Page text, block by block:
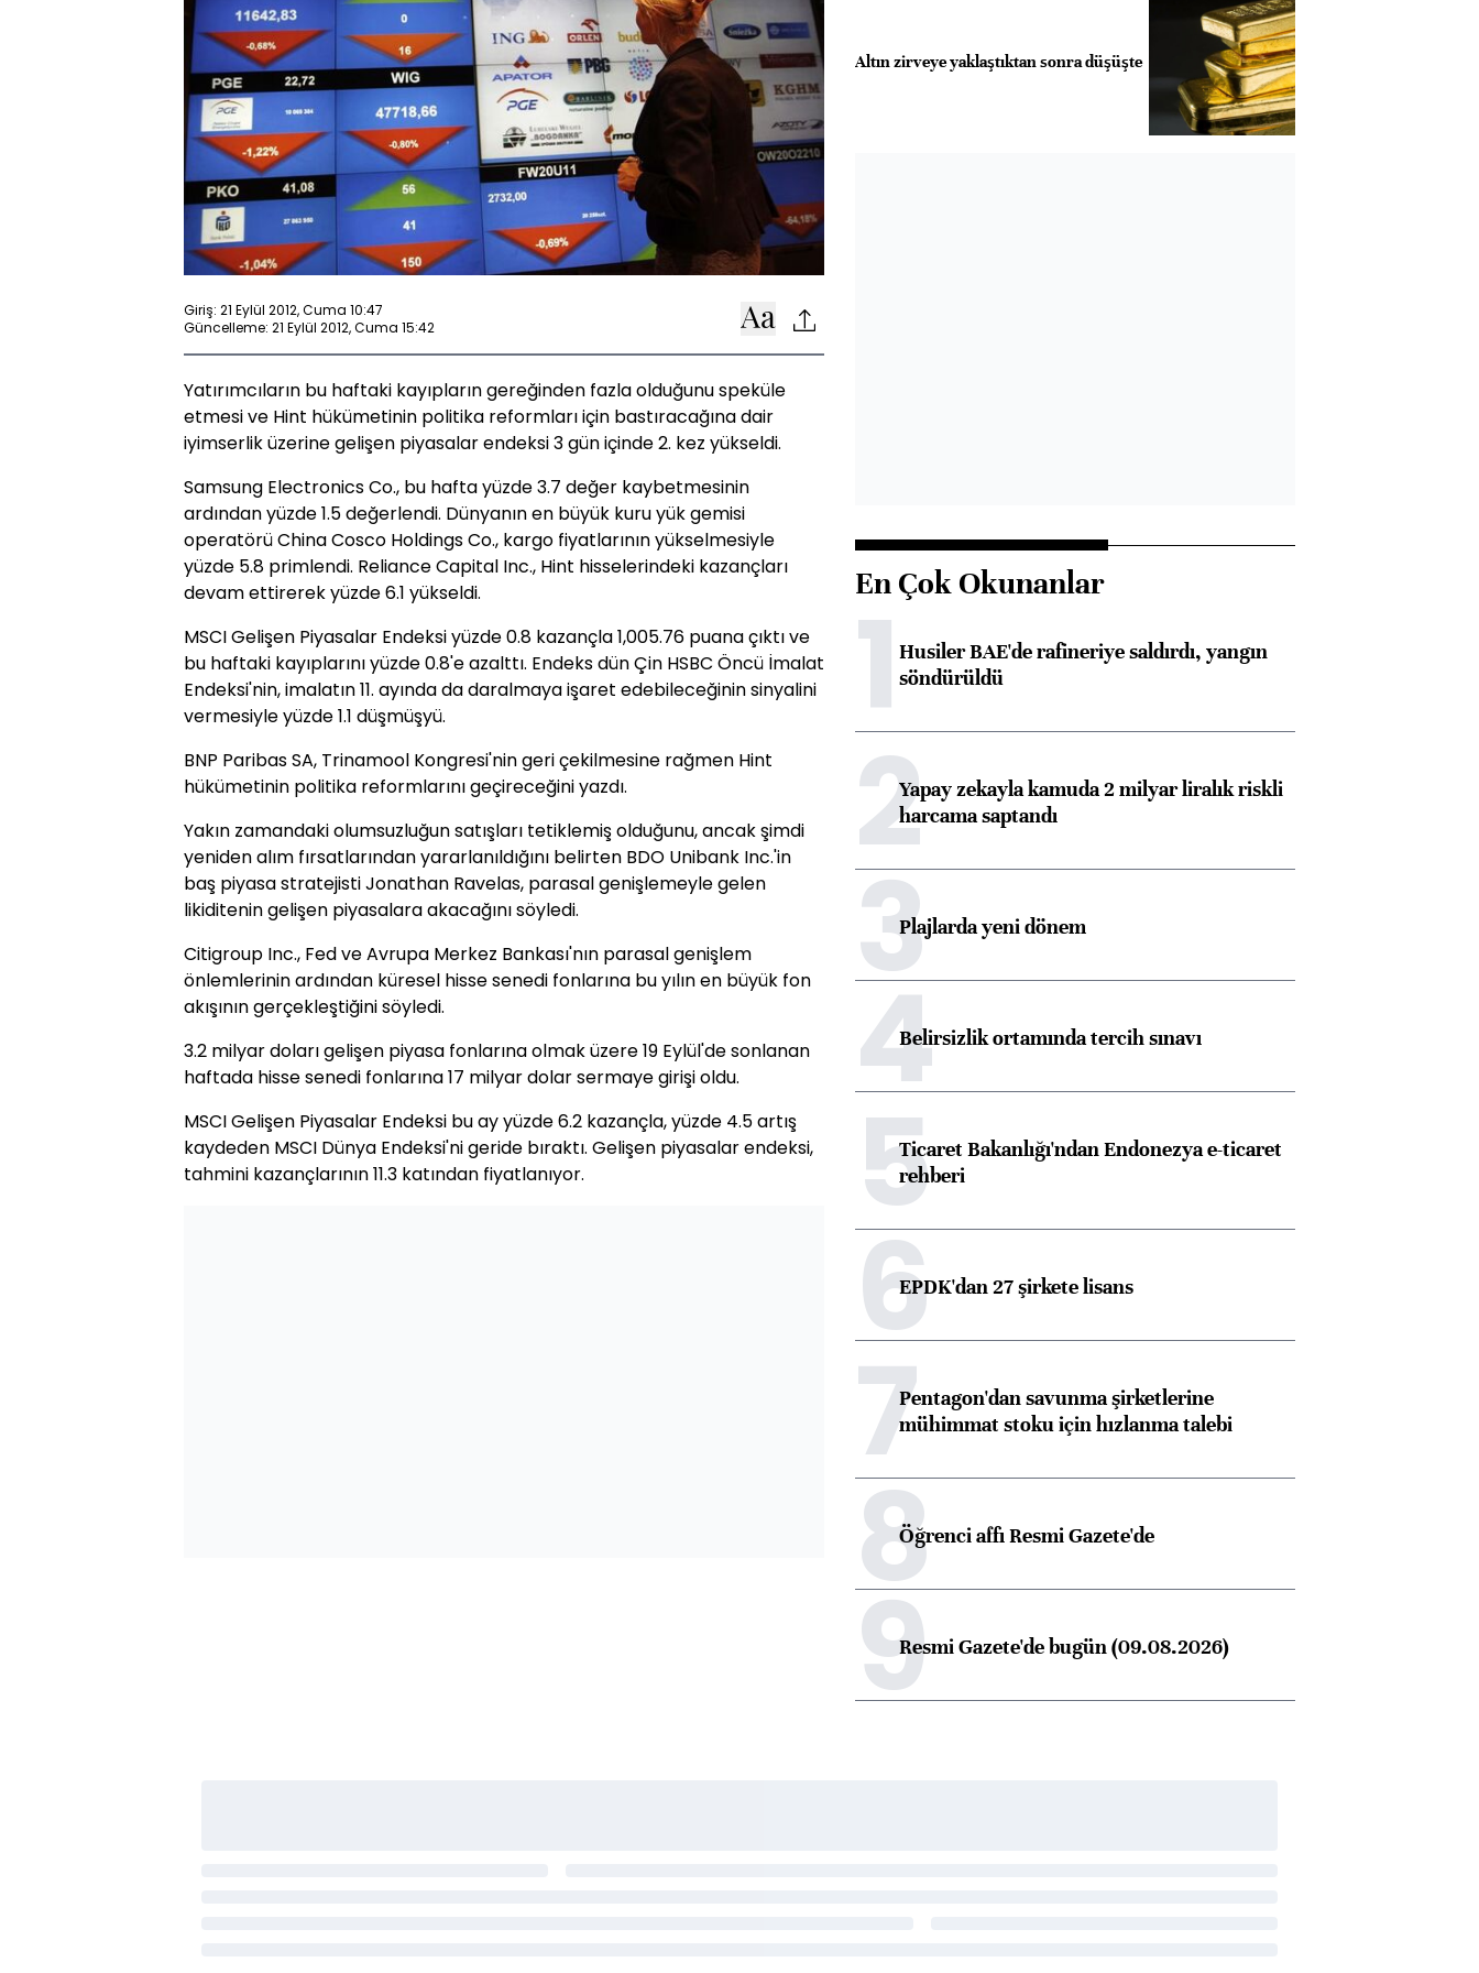
Giriş: 21 Eylül 2012, Cuma 10:47
Güncelleme: 21 Eylül 2012, Cuma 15:42
Yatırımcıların bu haftaki kayıpların gereğinden fazla olduğunu speküle
etmesi ve Hint hükümetinin politika reformları için bastıracağına dair
iyimserlik üzerine gelişen piyasalar endeksi 3 gün içinde 2. kez yükseldi.
Samsung Electronics Co., bu hafta yüzde 3.7 değer kaybetmesinin
ardından yüzde 1.5 değerlendi. Dünyanın en büyük kuru yük gemisi
operatörü China Cosco Holdings Co., kargo fiyatlarının yükselmesiyle
yüzde 5.8 primlendi. Reliance Capital Inc., Hint hisselerindeki kazançları
devam ettirerek yüzde 6.1 yükseldi.
MSCI Gelişen Piyasalar Endeksi yüzde 0.8 kazançla 1,005.76 puana çıktı ve
bu haftaki kayıplarını yüzde 0.8'e azalttı. Endeks dün Çin HSBC Öncü İmalat
Endeksi'nin, imalatın 11. ayında da daralmaya işaret edebileceğinin sinyalini
vermesiyle yüzde 1.1 düşmüşyü.
BNP Paribas SA, Trinamool Kongresi'nin geri çekilmesine rağmen Hint
hükümetinin politika reformlarını geçireceğini yazdı.
Yakın zamandaki olumsuzluğun satışları tetiklemiş olduğunu, ancak şimdi
yeniden alım fırsatlarından yararlanıldığını belirten BDO Unibank Inc.'in
baş piyasa stratejisti Jonathan Ravelas, parasal genişlemeyle gelen
likiditenin gelişen piyasalara akacağını söyledi.
Citigroup Inc., Fed ve Avrupa Merkez Bankası'nın parasal genişlem
önlemlerinin ardından küresel hisse senedi fonlarına bu yılın en büyük fon
akışının gerçekleştiğini söyledi.
3.2 milyar doları gelişen piyasa fonlarına olmak üzere 19 Eylül'de sonlanan
haftada hisse senedi fonlarına 17 milyar dolar sermaye girişi oldu.
MSCI Gelişen Piyasalar Endeksi bu ay yüzde 6.2 kazançla, yüzde 4.5 artış
kaydeden MSCI Dünya Endeksi'ni geride bıraktı. Gelişen piyasalar endeksi,
tahmini kazançlarının 11.3 katından fiyatlanıyor.
Altın zirveye yaklaştıktan sonra düşüşte
En Çok Okunanlar
1Husiler BAE'de rafineriye saldırdı, yangın
söndürüldü
2Yapay zekayla kamuda 2 milyar liralık riskli
harcama saptandı
3Plajlarda yeni dönem
4Belirsizlik ortamında tercih sınavı
5Ticaret Bakanlığı'ndan Endonezya e-ticaret
rehberi
6EPDK'dan 27 şirkete lisans
7Pentagon'dan savunma şirketlerine
mühimmat stoku için hızlanma talebi
8Öğrenci affı Resmi Gazete'de
9Resmi Gazete'de bugün (09.08.2026)